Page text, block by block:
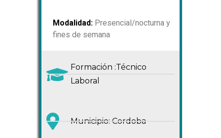
Modalidad: Presencial/nocturna y
fines de semana
Formación :Técnico
Laboral
Municipio: Cordoba